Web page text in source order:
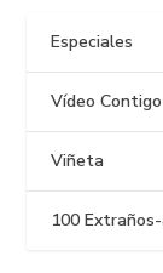
Especiales
Vídeo Contigo
Viñeta
100